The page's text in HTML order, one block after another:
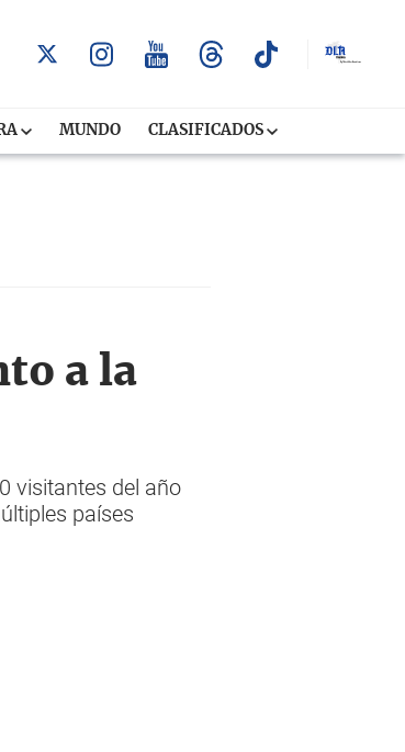
MUNDO CLASIFICADOS
a la
visitantes del año
países